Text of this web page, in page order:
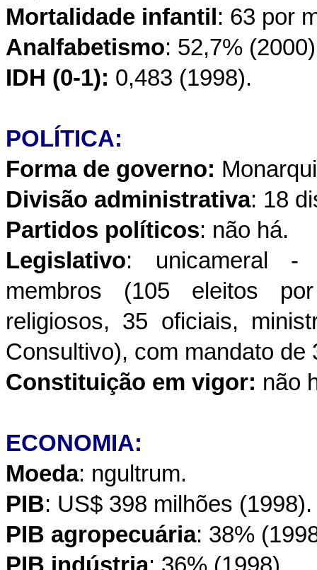
Mortalidade infantil : 63 por
Analfabetismo: 52,7%
IDH (0-1): 0,483 (1998).
POLÍTICA:
Forma de governo:
Divisão administrativa: 18
Partidos políticos: não há.
Legislativo: unicameral -
membros (105 eleitos
religiosos, 35 oficiais,
Consultivo), com mandato de
Constituição em vigor: não
ECONOMIA:
Moeda: ngultrum.
PIB: US$ 398 milhões (1998).
PIB agropecuária: 38%